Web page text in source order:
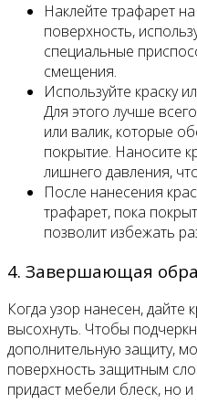
Наклейте трафарет
поверхность,
специальные
смещения.
Используйте краску
Для этого лучше
или валик, которые
покрытие. Наносите
лишнего давления,
После нанесения
трафарет, пока
позволит избежать
4. Завершающая
Когда узор нанесен, дайте
высохнуть. Чтобы
дополнительную защиту,
поверхность защитным
придаст мебели блеск, но